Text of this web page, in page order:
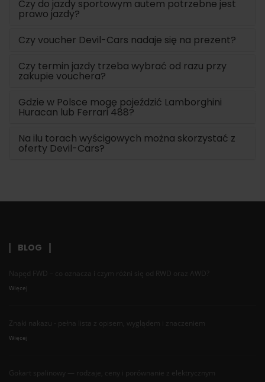
Czy do jazdy sportowym autem potrzebne jest
prawo jazdy?
Czy voucher Devil-Cars nadaje się na prezent?
Czy termin jazdy trzeba wybrać od razu przy
zakupie vouchera?
Gdzie w Polsce mogę pojeździć Lamborghini
Huracan lub Ferrari 488?
Na ilu torach wyścigowych można skorzystać z
oferty Devil-Cars?
BLOG
Napęd FWD – co oznacza i czym różni się od RWD oraz AWD?
Więcej
Znaki nakazu - pełna lista z opisem, wyglądem i znaczeniem
Więcej
Gokart spalinowy — rodzaje, ceny i porównanie z elektrycznym